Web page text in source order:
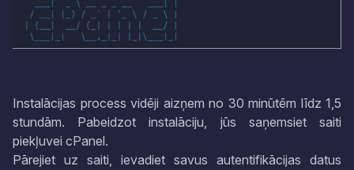
Instalācijas process vidēji aizņem no 30 minūtēm līdz 1,5
stundām. Pabeidzot instalāciju, jūs saņemsiet saiti
piekļuvei cPanel.
Pārejiet uz saiti, ievadiet savus autentifikācijas datus